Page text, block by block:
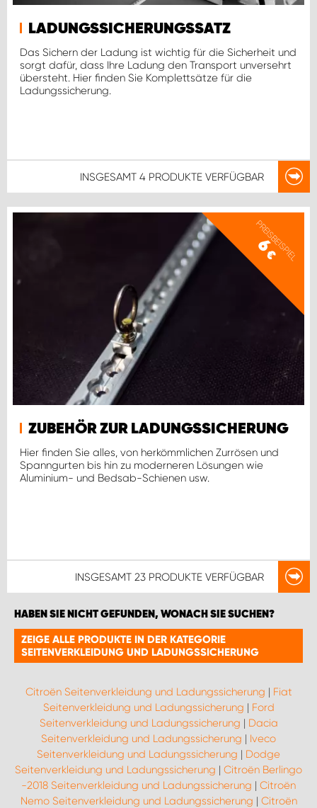
LADUNGSSICHERUNGSSATZ
Das Sichern der Ladung ist wichtig für die Sicherheit und
sorgt dafür, dass Ihre Ladung den Transport unversehrt
übersteht. Hier finden Sie Komplettsätze für die
Ladungssicherung.
INSGESAMT 4 PRODUKTE VERFÜGBAR
PREISBEISPIEL
6
€
ZUBEHÖR ZUR LADUNGSSICHERUNG
Hier finden Sie alles, von herkömmlichen Zurrösen und
Spanngurten bis hin zu moderneren Lösungen wie
Aluminium- und Bedsab-Schienen usw.
INSGESAMT 23 PRODUKTE VERFÜGBAR
HABEN SIE NICHT GEFUNDEN, WONACH SIE SUCHEN?
ZEIGE ALLE PRODUKTE IN DER KATEGORIE
SEITENVERKLEIDUNG UND LADUNGSSICHERUNG
Citroën Seitenverkleidung und Ladungssicherung | Fiat
Seitenverkleidung und Ladungssicherung | Ford
Seitenverkleidung und Ladungssicherung | Dacia
Seitenverkleidung und Ladungssicherung | Iveco
Seitenverkleidung und Ladungssicherung | Dodge
Seitenverkleidung und Ladungssicherung | Citroën Berlingo
-2018 Seitenverkleidung und Ladungssicherung | Citroën
Nemo Seitenverkleidung und Ladungssicherung | Citroën